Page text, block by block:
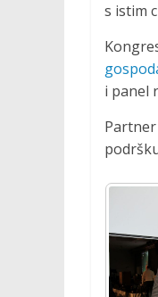
s istim
i panel